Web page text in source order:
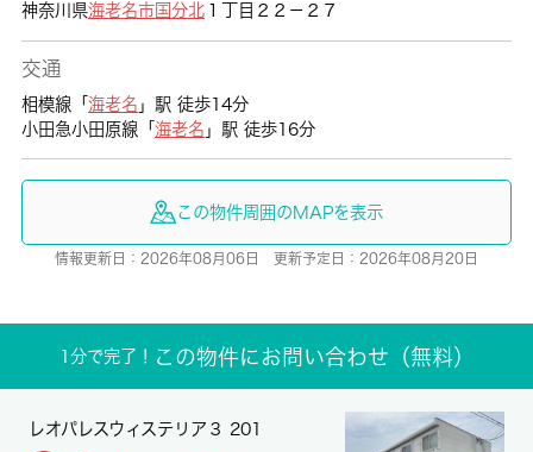
神奈川県海老名市国分北１丁目２２－２７
交通
相模線「 海老名 」駅 徒歩14分
小田急小田原線「 海老名 」駅 徒歩16分
この物件周囲のMAPを表示
情報更新日：2026年08月06日 更新予定日：2026年08月20日
1分で完了！ この物件にお問い合わせ（無料）
レオパレスウィステリア３ 201